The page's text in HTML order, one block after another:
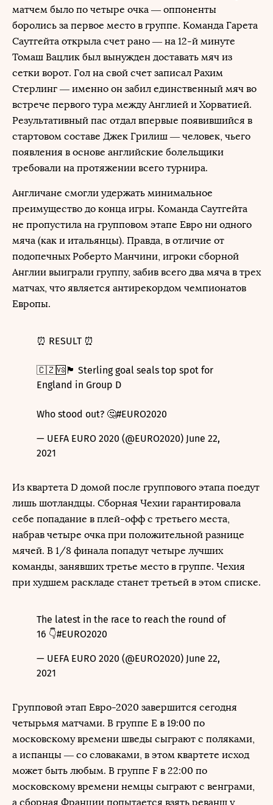
матчем было по четыре очка — оппоненты
боролись за первое место в группе. Команда Гарета
Саутгейта открыла счет рано — на 12-й минуте
Томаш Вацлик был вынужден доставать мяч из
сетки ворот. Гол на свой счет записал Рахим
Стерлинг — именно он забил единственный мяч во
встрече первого тура между Англией и Хорватией.
Результативный пас отдал впервые появившийся в
стартовом составе Джек Грилиш — человек, чьего
появления в основе английские болельщики
требовали на протяжении всего турнира.
Англичане смогли удержать минимальное
преимущество до конца игры. Команда Саутгейта
не пропустила на групповом этапе Евро ни одного
мяча (как и итальянцы). Правда, в отличие от
подопечных Роберто Манчини, игроки сборной
Англии выиграли группу, забив всего два мяча в трех
матчах, что является антирекордом чемпионатов
Европы.
⏰ RESULT ⏰
🇨🇿🆚🏴󠁧󠁢󠁥󠁮󠁧󠁿 Sterling goal seals top spot for
England in Group D
Who stood out? 🤔#EURO2020
— UEFA EURO 2020 (@EURO2020) June 22,
2021
Из квартета D домой после группового этапа поедут
лишь шотландцы. Сборная Чехии гарантировала
себе попадание в плей-офф с третьего места,
набрав четыре очка при положительной разнице
мячей. В 1/8 финала попадут четыре лучших
команды, занявших третье место в группе. Чехия
при худшем раскладе станет третьей в этом списке.
The latest in the race to reach the round of
16 👇#EURO2020
— UEFA EURO 2020 (@EURO2020) June 22,
2021
Групповой этап Евро-2020 завершится сегодня
четырьмя матчами. В группе Е в 19:00 по
московскому времени шведы сыграют с поляками,
а испанцы — со словаками, в этом квартете исход
может быть любым. В группе F в 22:00 по
московскому времени немцы сыграют с венграми,
а сборная Франции попытается взять реванш у